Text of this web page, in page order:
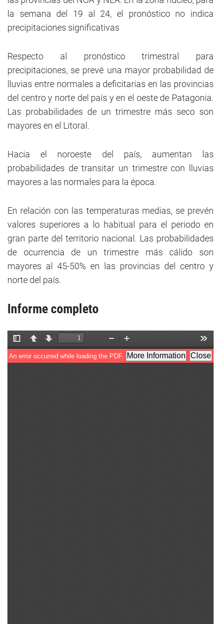
la semana del 19 al 24, el pronóstico no indica
precipitaciones significativas
Respecto al pronóstico trimestral para
precipitaciones, se prevé una mayor probabilidad de
lluvias entre normales a deficitarias en las provincias
del centro y norte del país y en el oeste de Patagonia.
Las probabilidades de un trimestre más seco son
mayores en el Litoral.
Hacia el noroeste del país, aumentan las
probabilidades de transitar un trimestre con lluvias
mayores a las normales para la época.
En relación con las temperaturas medias, se prevén
valores superiores a lo habitual para el periodo en
gran parte del territorio nacional. Las probabilidades
de ocurrencia de un trimestre más cálido son
mayores al 45-50% en las provincias del centro y
norte del país.
Informe completo